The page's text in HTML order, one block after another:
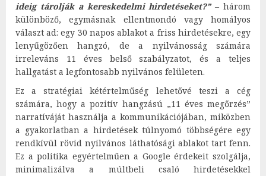
ideig tárolják a kereskedelmi hirdetéseket?” – három
különböző, egymásnak ellentmondó vagy homályos
választ ad: egy 30 napos ablakot a friss hirdetésekre, egy
lenyűgözően hangzó, de a nyilvánosság számára
irreleváns 11 éves belső szabályzatot, és a teljes
hallgatást a legfontosabb nyilvános felületen.
Ez a stratégiai kétértelműség lehetővé teszi a cég
számára, hogy a pozitív hangzású „11 éves megőrzés”
narratíváját használja a kommunikációjában, miközben
a gyakorlatban a hirdetések túlnyomó többségére egy
rendkívül rövid nyilvános láthatósági ablakot tart fenn.
Ez a politika egyértelműen a Google érdekeit szolgálja,
minimalizálva a múltbeli csaló hirdetésekkel